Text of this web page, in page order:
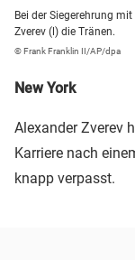
Bei der Siegerehrung
Zverev (l) die Tränen.
© Frank Franklin II/AP/dpa
New York
Alexander Zverev
Karriere nach
knapp verpasst.